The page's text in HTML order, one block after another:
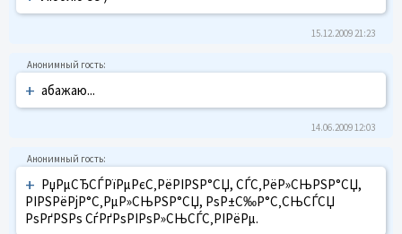
15.12.2009 21:23
+ абажаю...
14.06.2009 12:03
+ РџРµСЂСЃРїРµРєС‚РёРІРЅР°СЏ, СЃС‚РёР»СЊРЅР°СЏ,
РІРЅРёРјР°С‚РµР»СЊРЅР°СЏ, РѕР±С‰Р°С‚СЊСЃСЏ
РѕРґРЅРѕ СѓРґРѕРІРѕР»СЊСЃС‚РІРёРµ.